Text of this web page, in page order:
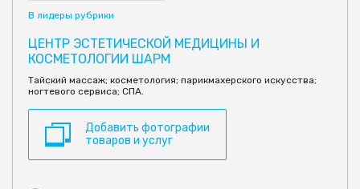
В лидеры рубрики
ЦЕНТР ЭСТЕТИЧЕСКОЙ МЕДИЦИНЫ И
КОСМЕТОЛОГИИ ШАРМ
Тайский массаж; косметология; парикмахерского искусства;
ногтевого сервиса; СПА.
Добавить фотографии
товаров и услуг